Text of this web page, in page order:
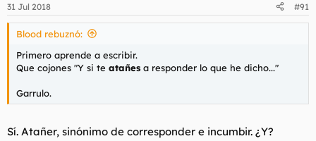
e
s
31 Jul 2018 #91
Blood rebuznó:
Primero aprende a escribir.
Que cojones "Y si te atañes a responder lo que he dicho..."
Garrulo.
Sí. Atañer, sinónimo de corresponder e incumbir. ¿Y?